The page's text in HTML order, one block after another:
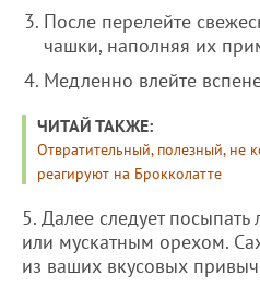
После перелейте
чашки, наполняя их
Медленно влейте
ЧИТАЙ ТАКЖЕ:
Отвратительный, полезный, не
реагируют на Брокколатте
5. Далее следует
или мускатным орехом.
из ваших вкусовых